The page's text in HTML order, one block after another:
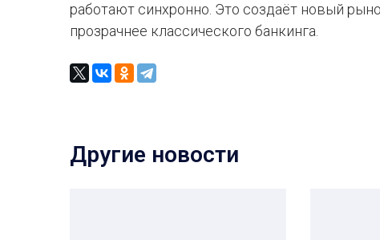
работают синхронно. Это создаёт новый
прозрачнее классического банкинга.
Другие новости